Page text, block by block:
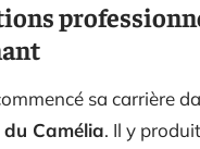
sa carrière
du Camélia. Il y